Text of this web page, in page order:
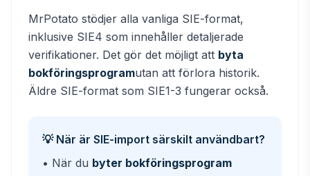
MrPotato stödjer alla vanliga SIE-format,
inklusive SIE4 som innehåller detaljerade
verifikationer. Det gör det möjligt att byta
bokföringsprogramutan att förlora historik.
Äldre SIE-format som SIE1-3 fungerar också.
💡 När är SIE-import särskilt användbart?
• När du byter bokföringsprogram